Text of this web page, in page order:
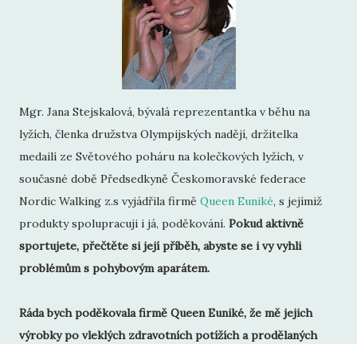
Mgr. Jana Stejskalová, bývalá reprezentantka v běhu na
lyžích, členka družstva Olympijských nadějí, držitelka
medailí ze Světového poháru na kolečkových lyžích, v
současné době Předsedkyně Českomoravské federace
Nordic Walking z.s vyjádřila firmě Queen Euniké, s jejímiž
produkty spolupracuji i já, poděkování. Pokud aktivně
sportujete, přečtěte si její příběh, abyste se i vy vyhli
problémům s pohybovým aparátem.
Ráda bych poděkovala firmě Queen Euniké, že mě jejich
výrobky po vleklých zdravotních potížích a prodělaných